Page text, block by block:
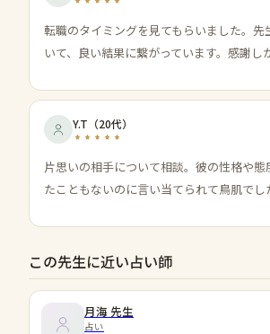
転職のタイミングを見てもらいました。先
いて、良い結果に繋がっています。感謝し
Y.T （20代）
片思いの相手について相談。彼の性格や態
たこともないのに言い当てられて鳥肌でし
この先生に近い占い師
月海 先生
占い